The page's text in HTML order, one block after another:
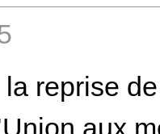
reprise
aux